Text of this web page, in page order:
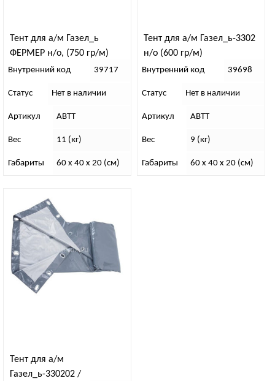
Тент для а/м Газел_ь
ФЕРМЕР н/о, (750 гр/м)
Внутренний код 39717
Статус Нет в наличии
Артикул АВТТ
Вес 11 (кг)
Габариты 60 x 40 x 20 (см)
Тент для а/м Газел_ь-3302
н/о (600 гр/м)
Внутренний код 39698
Статус Нет в наличии
Артикул АВТТ
Вес 9 (кг)
Габариты 60 x 40 x 20 (см)
Тент для а/м
Газел_ь-330202 /